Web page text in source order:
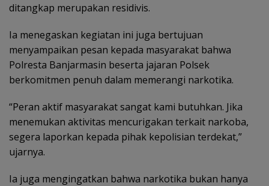
ditangkap merupakan residivis.
Ia menegaskan kegiatan ini juga bertujuan
menyampaikan pesan kepada masyarakat bahwa
Polresta Banjarmasin beserta jajaran Polsek
berkomitmen penuh dalam memerangi narkotika.
“Peran aktif masyarakat sangat kami butuhkan. Jika
menemukan aktivitas mencurigakan terkait narkoba,
segera laporkan kepada pihak kepolisian terdekat,”
ujarnya.
Ia juga mengingatkan bahwa narkotika bukan hanya